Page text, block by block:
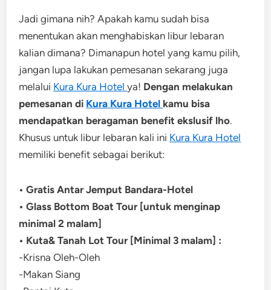
Jadi gimana nih? Apakah kamu sudah bisa
menentukan akan menghabiskan libur lebaran
kalian dimana? Dimanapun hotel yang kamu pilih,
jangan lupa lakukan pemesanan sekarang juga
melalui Kura Kura Hotelya! Dengan melakukan
pemesanan di Kura Kura Hotel kamu bisa
mendapatkan beragaman benefit ekslusif lho.
Khusus untuk libur lebaran kali ini Kura Kura Hotel
memiliki benefit sebagai berikut:
• Gratis Antar Jemput Bandara-Hotel
• Glass Bottom Boat Tour [untuk menginap
minimal 2 malam]
• Kuta& Tanah Lot Tour [Minimal 3 malam] :
-Krisna Oleh-Oleh
-Makan Siang